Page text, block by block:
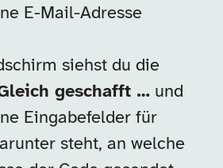
E-Mail-Adresse
siehst du die
geschafft … und
Eingabefelder für
steht, an welche